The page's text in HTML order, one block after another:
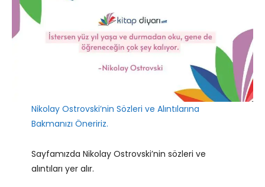
Nikolay Ostrovski’nin Sözleri ve Alıntılarına
Bakmanızı Öneririz.
Sayfamızda Nikolay Ostrovski’nin sözleri ve
alıntıları yer alır.